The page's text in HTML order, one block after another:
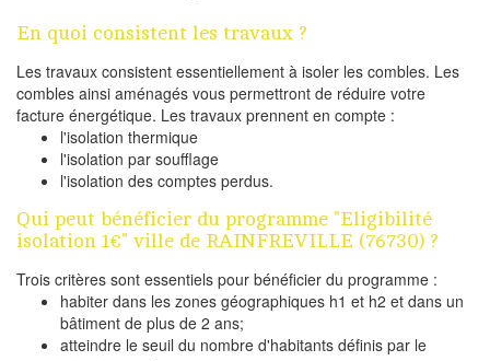
En quoi consistent les travaux ?
Les travaux consistent essentiellement à isoler les combles. Les
combles ainsi aménagés vous permettront de réduire votre
facture énergétique. Les travaux prennent en compte :
l'isolation thermique
l'isolation par soufflage
l'isolation des comptes perdus.
Qui peut bénéficier du programme "Eligibilité
isolation 1€" ville de RAINFREVILLE (76730) ?
Trois critères sont essentiels pour bénéficier du programme :
habiter dans les zones géographiques h1 et h2 et dans un
bâtiment de plus de 2 ans;
atteindre le seuil du nombre d'habitants définis par le